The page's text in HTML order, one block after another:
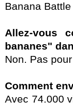
Banana
Allez-vous
bananes"
Non. Pas
Comment
Avec 74.000